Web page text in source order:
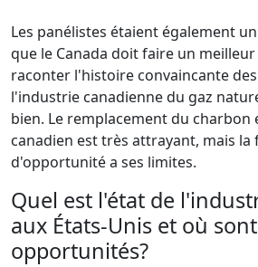
Les panélistes étaient également
que le Canada doit faire un
raconter l'histoire convaincante
l'industrie canadienne du gaz
bien. Le remplacement du charbon
canadien est très attrayant, mais la
d'opportunité a ses limites.
Quel est l'état de
aux États-Unis et où
opportunités?